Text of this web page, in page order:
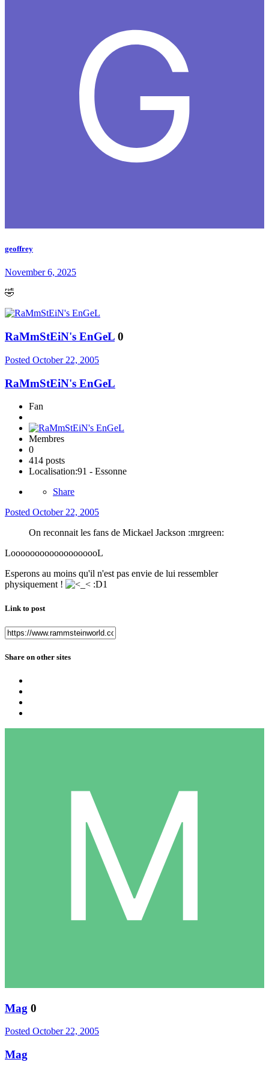
geoffrey
November 6, 2025
🤣
RaMmStEiN's EnGeL 0
Posted October 22, 2005
RaMmStEiN's EnGeL
Fan
Membres
0
414 posts
Localisation:91 - Essonne
Share
Posted October 22, 2005
On reconnait les fans de Mickael Jackson :mrgreen:
LooooooooooooooooooL
Esperons au moins qu'il n'est pas envie de lui ressembler
physiquement !
:D1
Link to post
Share on other sites
Mag 0
Posted October 22, 2005
Mag